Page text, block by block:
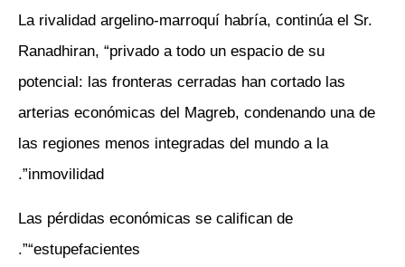
La rivalidad argelino-marroquí habría, continúa el Sr.
Ranadhiran, “privado a todo un espacio de su
potencial: las fronteras cerradas han cortado las
arterias económicas del Magreb, condenando una de
las regiones menos integradas del mundo a la
inmovilidad”.
Las pérdidas económicas se califican de
“estupefacientes”.